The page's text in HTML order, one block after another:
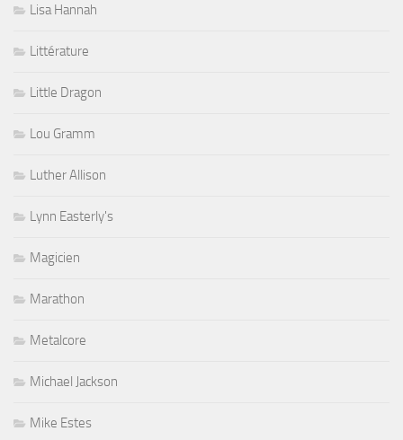
Lisa Hannah
Littérature
Little Dragon
Lou Gramm
Luther Allison
Lynn Easterly's
Magicien
Marathon
Metalcore
Michael Jackson
Mike Estes